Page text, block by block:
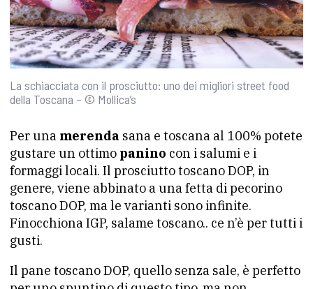
La schiacciata con il prosciutto: uno dei migliori street food
della Toscana – © Mollica’s
Per una merenda sana e toscana al 100% potete
gustare un ottimo panino con i salumi e i
formaggi locali. Il prosciutto toscano DOP, in
genere, viene abbinato a una fetta di pecorino
toscano DOP, ma le varianti sono infinite.
Finocchiona IGP, salame toscano.. ce n’è per tutti i
gusti.
Il pane toscano DOP, quello senza sale, è perfetto